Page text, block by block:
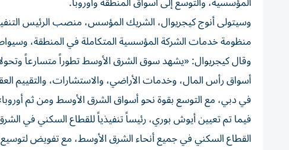
وسيتولى أنوج كيجريوال، الشريك المؤسس، منصب الرئيس
منظومة خدمات الشركة المؤسسية المتكاملة في المنطقة،
وقال كيجريوال: «يشهد سوق الشرق الأوسط تطوراً متسارعاً
أسواق رأس المال، وخدمات الأراضي، والاستشارات، والتقييم
في دبي، مع التوسع بقوة نحو أسواق الشرق الأوسط ومن ثم
فيما تم تعيين أيوش بوري، رئيساً تنفيذياً للقطاع السكني في
القطاع السكني في جميع أنحاء الشرق الأوسط، مع تفويض